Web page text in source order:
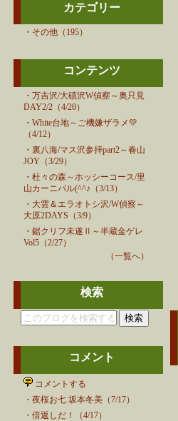
カテゴリー
・その他（195）
コンテンツ
・万吉沢/大磧沢W偵察～奥只見
DAY2/2（4/20）
・White台地～ご機嫌ザラメ💛
（4/12）
・裏八海/マス沢参拝part2～春山
JOY（3/29）
・杜々の森～ホッシーコース/里
山カーニバル(^^♪（3/13）
・ 大雲＆エラオトシ沢/W偵察～
大原2DAYS（3/9）
・鋸クリフ未遂Ⅱ～半蔵金ゲレ
Vol5（2/27）
（一覧へ）
検索
コメント
コメントする
・夜桜お七 坂本冬美（7/17）
・倍返しだ！（4/17）